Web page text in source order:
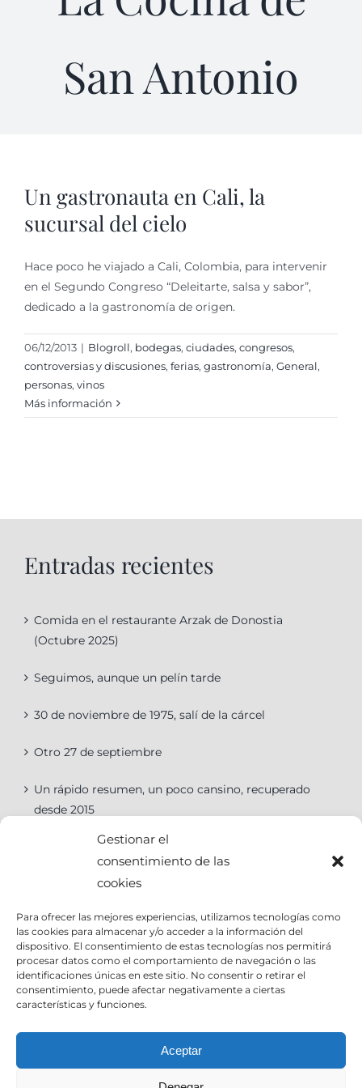
Gestionar el
consentimiento de las
cookies
Para ofrecer las mejores experiencias, utilizamos tecnologías como
las cookies para almacenar y/o acceder a la información del
dispositivo. El consentimiento de estas tecnologías nos permitirá
procesar datos como el comportamiento de navegación o las
identificaciones únicas en este sitio. No consentir o retirar el
consentimiento, puede afectar negativamente a ciertas
características y funciones.
Aceptar
San Antonio
Un gastronauta en Cali, la
sucursal del cielo
Hace poco he viajado a Cali, Colombia, para intervenir
en el Segundo Congreso “Deleitarte, salsa y sabor”,
dedicado a la gastronomía de origen.
06/12/2013 | Blogroll, bodegas, ciudades, congresos,
controversias y discusiones, ferias, gastronomí­a, General,
personas, vinos
Más información
Entradas recientes
Comida en el restaurante Arzak de Donostia
(Octubre 2025)
Seguimos, aunque un pelín tarde
30 de noviembre de 1975, salí de la cárcel
Otro 27 de septiembre
Un rápido resumen, un poco cansino, recuperado
desde 2015
Categorías
Categorías
Contact Info